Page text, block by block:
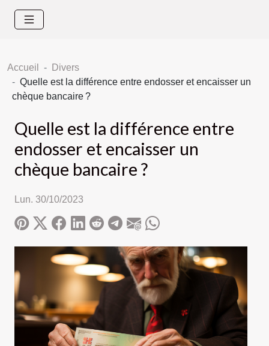
Accueil
Divers
Quelle est la différence entre endosser et encaisser un
chèque bancaire ?
Quelle est la différence entre
endosser et encaisser un
chèque bancaire ?
Lun. 30/10/2023